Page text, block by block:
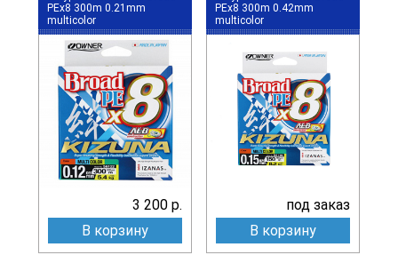
PEx8 300m 0.21mm
multicolor
3 200 р.
В корзину
PEx8 300m 0.42mm
multicolor
под заказ
В корзину